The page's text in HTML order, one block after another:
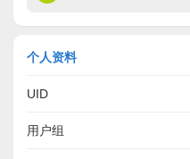
个人资料
UID
用户组